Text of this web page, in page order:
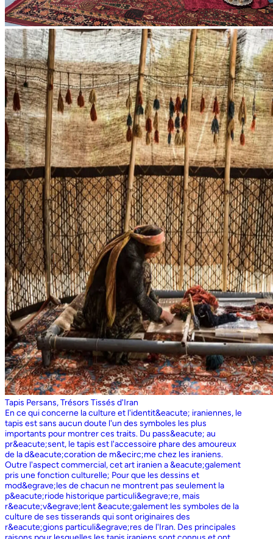
Tapis Persans, Trésors Tissés d'Iran
En ce qui concerne la culture et l'identit&eacute; iraniennes, le
tapis est sans aucun doute l'un des symboles les plus
importants pour montrer ces traits. Du pass&eacute; au
pr&eacute;sent, le tapis est l'accessoire phare des amoureux
de la d&eacute;coration de m&ecirc;me chez les iraniens.
Outre l'aspect commercial, cet art iranien a &eacute;galement
pris une fonction culturelle; Pour que les dessins et
mod&egrave;les de chacun ne montrent pas seulement la
p&eacute;riode historique particuli&egrave;re, mais
r&eacute;v&egrave;lent &eacute;galement les symboles de la
culture de ses tisserands qui sont originaires des
r&eacute;gions particuli&egrave;res de l'Iran. Des principales